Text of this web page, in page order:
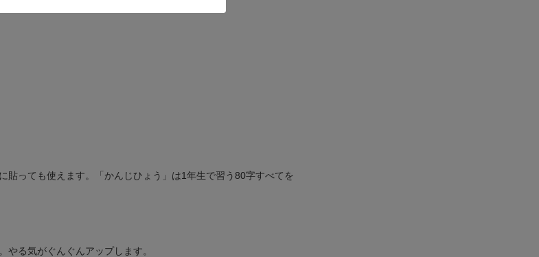
貼っても使えます。「かんじひょう」は1年生で習う80字すべてを
る気がぐんぐんアップします。